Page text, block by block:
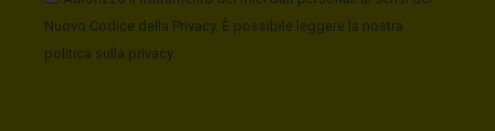
Nuovo Codice della Privacy. È possibile leggere la nostra
politica sulla privacy